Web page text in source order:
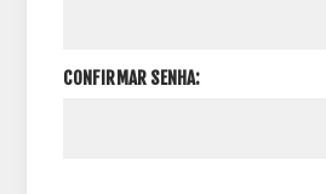
CONFIRMAR SENHA: